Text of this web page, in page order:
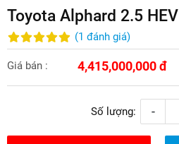
Toyota Alphard 2.5 HEV
(1 đánh giá)
Giá bán : 4,415,000,000 đ
Số lượng: -